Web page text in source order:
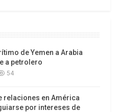
de Yemen a Arabia
a petrolero
54
relaciones en América
por intereses de